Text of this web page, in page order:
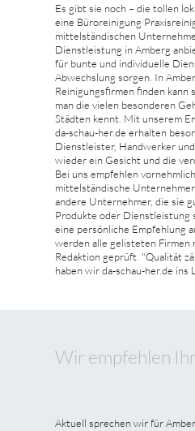
Es gibt sie noch – die tollen
eine Büroreinigung
mittelständischen
Dienstleistung in Amberg
für bunte und individuelle
Abwechslung sorgen. In
Reinigungsfirmen finden kann
man die vielen besonderen
Städten kennt. Mit unserem
da-schau-her.de erhalten
Dienstleister, Handwerker
wieder ein Gesicht und die
Bei uns empfehlen
mittelständische
andere Unternehmer, die sie
Produkte oder Dienstleistung
eine persönliche Empfehlung
werden alle gelisteten Firmen
Redaktion geprüft. "Qualität
haben wir da-schau-her.de ins
Wir empfehlen
Aktuell sprechen wir für